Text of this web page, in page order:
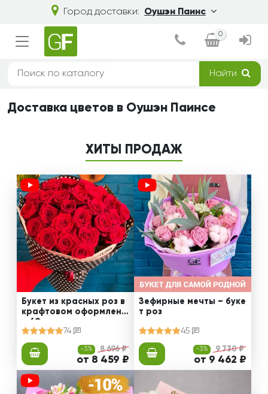
Город доставки: Оушэн Паинс
0
Найти
Доставка цветов в Оушэн Паинсе
ХИТЫ ПРОДАЖ
Букет из красных роз в
крафтовом оформлени
и 60 см
74
-3% 8 696 ₽
от 8 459 ₽
Зефирные мечты – буке
т роз
45
-3% 9 730 ₽
от 9 462 ₽